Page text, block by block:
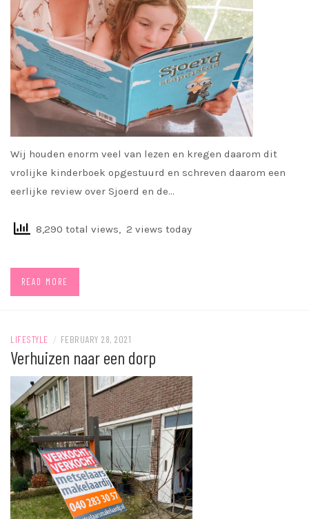
Wij houden enorm veel van lezen en kregen daarom dit
vrolijke kinderboek opgestuurd en schreven daarom een
eerlijke review over Sjoerd en de…
8,290 total views, 2 views today
READ MORE
LIFESTYLE / FEBRUARY 28, 2021
Verhuizen naar een dorp